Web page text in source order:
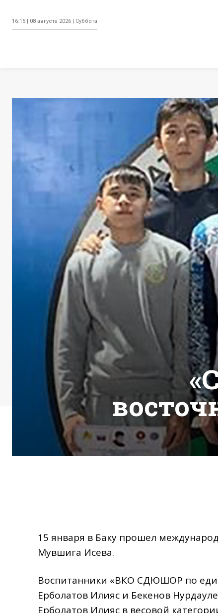
16:15 | 08 августа 2026 | Суббота
15 января в Баку прошел
Мувшига Исева.
Воспитанники «ВКО СДЮШОР по
Ерболатов Илияс и Бекенов
Ерболатов Илияс в весовой